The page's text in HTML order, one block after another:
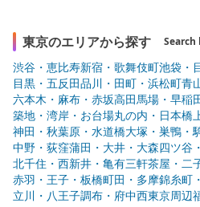
東京のエリアから探す Search
渋谷・恵比寿新宿・歌舞伎町池袋・
目黒・五反田品川・田町・浜松町青
六本木・麻布・赤坂高田馬場・早稲
築地・湾岸・お台場丸の内・日本橋
神田・秋葉原・水道橋大塚・巣鴨・
中野・荻窪蒲田・大井・大森四ツ谷
北千住・西新井・亀有三軒茶屋・二
赤羽・王子・板橋町田・多摩錦糸町
立川・八王子調布・府中西東京周辺